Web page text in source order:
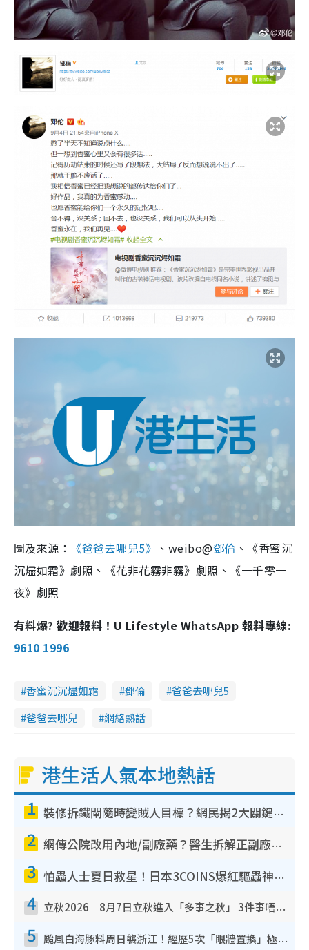
圖及來源： 《爸爸去哪兒5》 、weibo@鄧倫 、《香蜜沉
沉燼如霜》劇照、《花非花霧非霧》劇照、《一千零一
夜》劇照
有料爆? 歡迎報料！U Lifestyle WhatsApp 報料專線:
9610 1996
香蜜沉沉燼如霜 鄧倫
爸爸去哪兒5
爸爸去哪兒
網絡熱話
港生活人氣本地熱話
1 裝修拆鐵閘隨時變賊人目標？網民揭2大關鍵用途：裝新式等於白裝？附新舊鐵閘分別
2 網傳公院改用內地/副廠藥？醫生拆解正副廠分別 揭4類人換藥隨時出事
3 怕蟲人士夏日救星！日本3COINS爆紅驅蟲神器$45起 1招「全程免觸碰」輕鬆搞定小強
4 立秋2026｜8月7日立秋進入「多事之秋」 3件事唔做得！專家教6招開運 清枱頭／銀包納氣接好運
5 颱風白海豚料周日襲浙江！經歷5次「眼牆置換」極罕見 成登陸內地最長途颱風